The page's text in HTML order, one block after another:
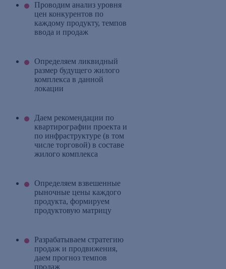
Проводим анализ уровня
цен конкурентов по
каждому продукту, темпов
ввода и продаж
Определяем ликвидный
размер будущего жилого
комплекса в данной
локации
Даем рекомендации по
квартирографии проекта и
по инфраструктуре (в том
числе торговой) в составе
жилого комплекса
Определяем взвешенные
рыночные цены каждого
продукта, формируем
продуктовую матрицу
Разрабатываем стратегию
продаж и продвижения,
даем прогноз темпов
продаж